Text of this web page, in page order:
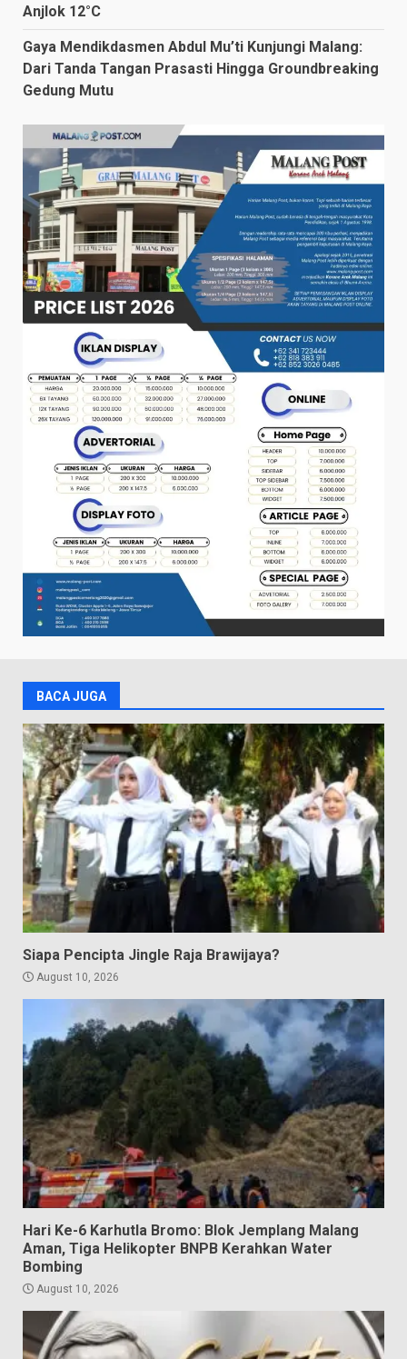
Anjlok 12°C
Gaya Mendikdasmen Abdul Mu’ti Kunjungi Malang:
Dari Tanda Tangan Prasasti Hingga Groundbreaking
Gedung Mutu
BACA JUGA
Siapa Pencipta Jingle Raja Brawijaya?
August 10, 2026
Hari Ke-6 Karhutla Bromo: Blok Jemplang Malang
Aman, Tiga Helikopter BNPB Kerahkan Water
Bombing
August 10, 2026